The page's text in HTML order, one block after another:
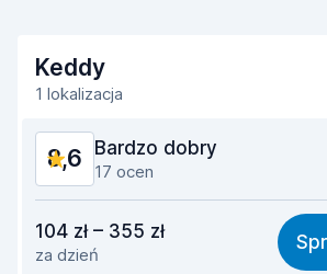
Keddy
1 lokalizacja
8,6 Bardzo dobry
17 ocen
Łatwość znalezienia
104 zł – 355 zł
za dzień